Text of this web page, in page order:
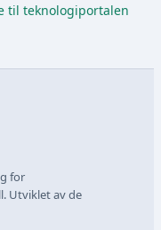
til teknologiportalen
for
Utviklet av de